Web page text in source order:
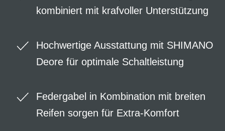
kombiniert mit krafvoller Unterstützung
Hochwertige Ausstattung mit SHIMANO
Deore für optimale Schaltleistung
Federgabel in Kombination mit breiten
Reifen sorgen für Extra-Komfort